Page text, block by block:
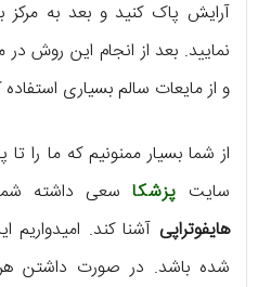
آرایش پاک کنید و بعد به مرکز
نمایید. بعد از انجام این روش
و از مایعات سالم بسیاری استفاده
از شما بسیار ممنونیم که ما را
سایت پزشکاسعی داشته شما
هایفوتراپی آشنا کند. امیدواریم
شده باشد. در صورت داشتن هر